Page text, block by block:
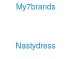
My7brands
Nastydress